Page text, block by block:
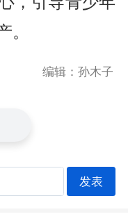
编辑：孙木子
发表